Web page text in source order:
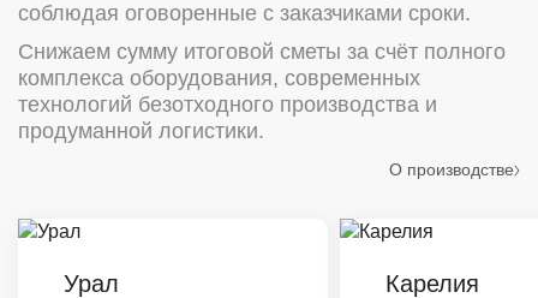
соблюдая оговоренные с заказчиками сроки.
Снижаем сумму итоговой сметы за счёт полного
комплекса оборудования, современных
технологий безотходного производства и
продуманной логистики.
О производстве
Урал Карелия